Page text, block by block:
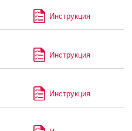
Инструкция
Инструкция
Инструкция